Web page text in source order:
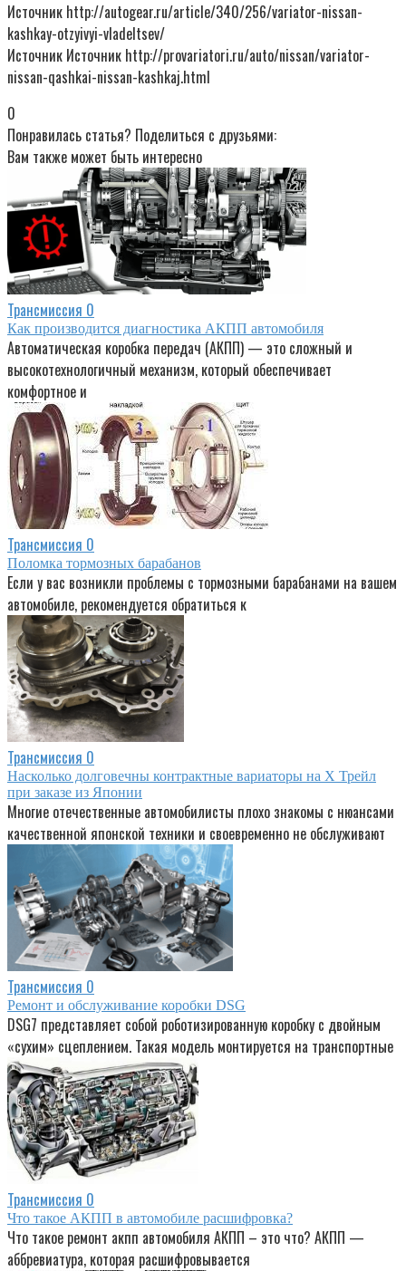
Источник http://autogear.ru/article/340/256/variator-nissan-
kashkay-otzyivyi-vladeltsev/
Источник Источник http://provariatori.ru/auto/nissan/variator-
nissan-qashkai-nissan-kashkaj.html
0
Понравилась статья? Поделиться с друзьями:
Вам также может быть интересно
Трансмиссия 0
Как производится диагностика АКПП автомобиля
Автоматическая коробка передач (АКПП) — это сложный и
высокотехнологичный механизм, который обеспечивает
комфортное и
Трансмиссия 0
Поломка тормозных барабанов
Если у вас возникли проблемы с тормозными барабанами на вашем
автомобиле, рекомендуется обратиться к
Трансмиссия 0
Насколько долговечны контрактные вариаторы на Х Трейл
при заказе из Японии
Многие отечественные автомобилисты плохо знакомы с нюансами
качественной японской техники и своевременно не обслуживают
Трансмиссия 0
Ремонт и обслуживание коробки DSG
DSG7 представляет собой роботизированную коробку с двойным
«сухим» сцеплением. Такая модель монтируется на транспортные
Трансмиссия 0
Что такое АКПП в автомобиле расшифровка?
Что такое ремонт акпп автомобиля АКПП – это что? АКПП —
аббревиатура, которая расшифровывается